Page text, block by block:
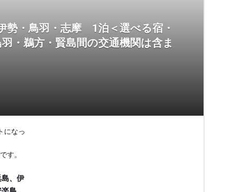
勢・鳥羽・志摩 1泊＜選べる宿・
鵜方・賢島間の交通機関は含ま
になっ
す。
、伊